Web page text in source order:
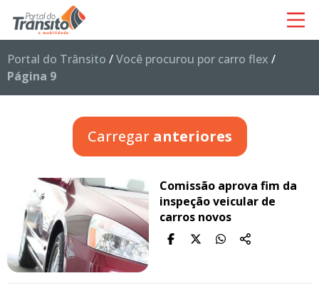
Portal do Trânsito /Você procurou por carro flex /
Página 9
Carregar anteriores
Comissão aprova fim da
inspeção veicular de
carros novos